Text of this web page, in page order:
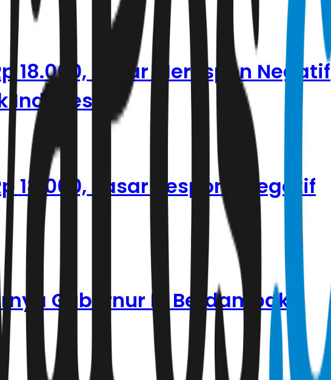
18.060, Pasar Merespon Negatif
18.060, Pasar Respons Negatif
Gubernur BI Berdampak